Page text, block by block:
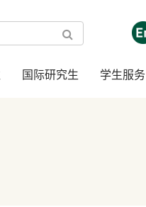
国际研究生 学生服务